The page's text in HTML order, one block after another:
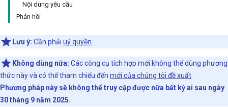
Nội dung yêu cầu
Phản hồi
Lưu ý: Cần phải uỷ quyền
Không dùng nữa: Các công cụ tích hợp mới không thể dùng phương
thức này và có thể tham chiếu đến mới của chúng tôi đề xuất
Phương pháp này sẽ không thể truy cập được nữa bất kỳ ai sau ngày
30 tháng 9 năm 2025.